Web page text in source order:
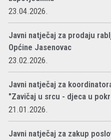
23.04.2026.
Javni natječaj za prodaju
Općine Jasenovac
23.02.2026.
Javni natječaj za
"Zavičaj u srcu - djeca u
21.01.2026.
Javni natječaj za zakup